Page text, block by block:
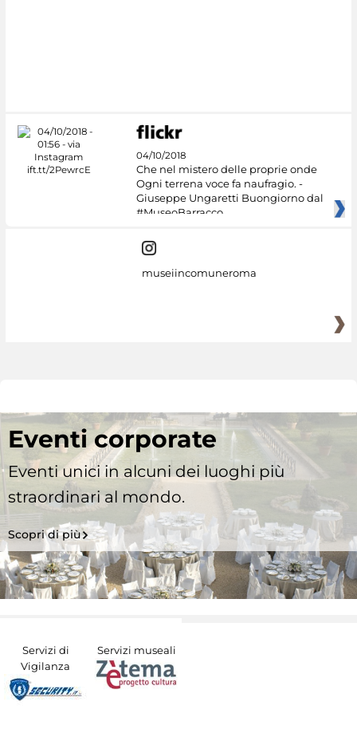
04/10/2018
Che nel mistero delle proprie onde
Ogni terrena voce fa naufragio. -
Giuseppe Ungaretti Buongiorno dal
#MuseoBarracco
museiincomuneroma
Eventi corporate
Eventi unici in alcuni dei luoghi più
straordinari al mondo.
Scopri di più
Servizi di
Vigilanza
Servizi museali